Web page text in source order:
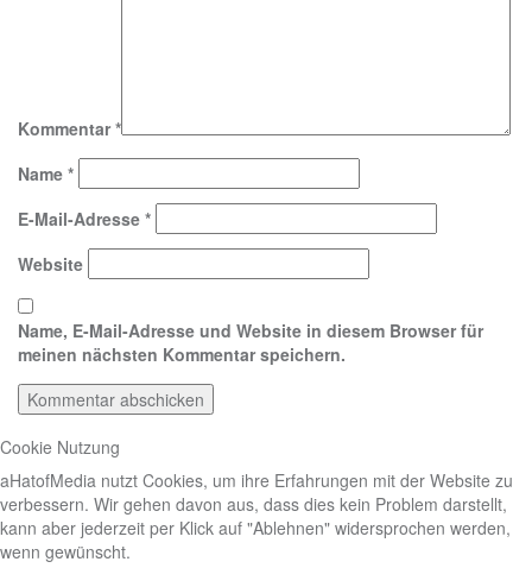
Kommentar*
Name *
E-Mail-Adresse *
Website
Name, E-Mail-Adresse und Website in diesem Browser für
meinen nächsten Kommentar speichern.
Cookie Nutzung
aHatofMedia nutzt Cookies, um ihre Erfahrungen mit der Website zu
verbessern. Wir gehen davon aus, dass dies kein Problem darstellt,
kann aber jederzeit per Klick auf "Ablehnen" widersprochen werden,
wenn gewünscht.